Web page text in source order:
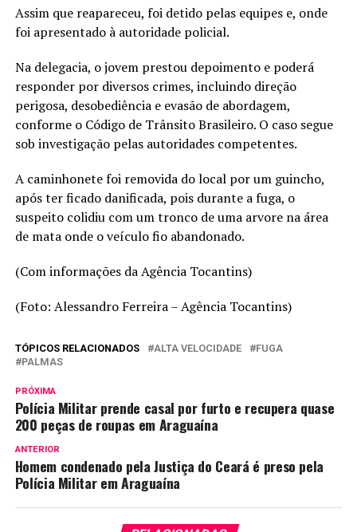
Assim que reapareceu, foi detido pelas equipes e, onde
foi apresentado à autoridade policial.
Na delegacia, o jovem prestou depoimento e poderá
responder por diversos crimes, incluindo direção
perigosa, desobediência e evasão de abordagem,
conforme o Código de Trânsito Brasileiro. O caso segue
sob investigação pelas autoridades competentes.
A caminhonete foi removida do local por um guincho,
após ter ficado danificada, pois durante a fuga, o
suspeito colidiu com um tronco de uma arvore na área
de mata onde o veículo fio abandonado.
(Com informações da Agência Tocantins)
(Foto: Alessandro Ferreira – Agência Tocantins)
TÓPICOS RELACIONADOS ALTA VELOCIDADE
FUGA
PALMAS
PRÓXIMA
Polícia Militar prende casal por furto e recupera quase
200 peças de roupas em Araguaína
ANTERIOR
Homem condenado pela Justiça do Ceará é preso pela
Polícia Militar em Araguaína